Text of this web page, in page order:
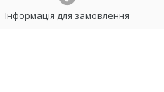
Інформація для замовлення